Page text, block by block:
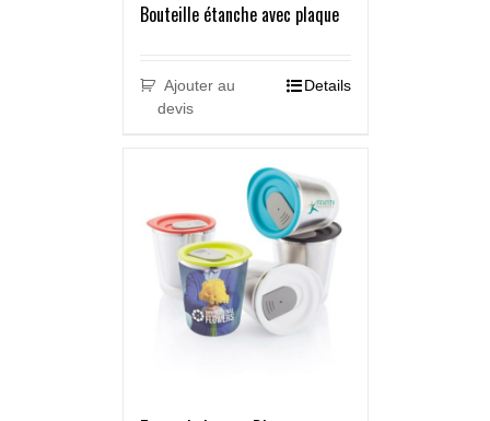
Bouteille étanche avec plaque
Ajouter au
devis
Details